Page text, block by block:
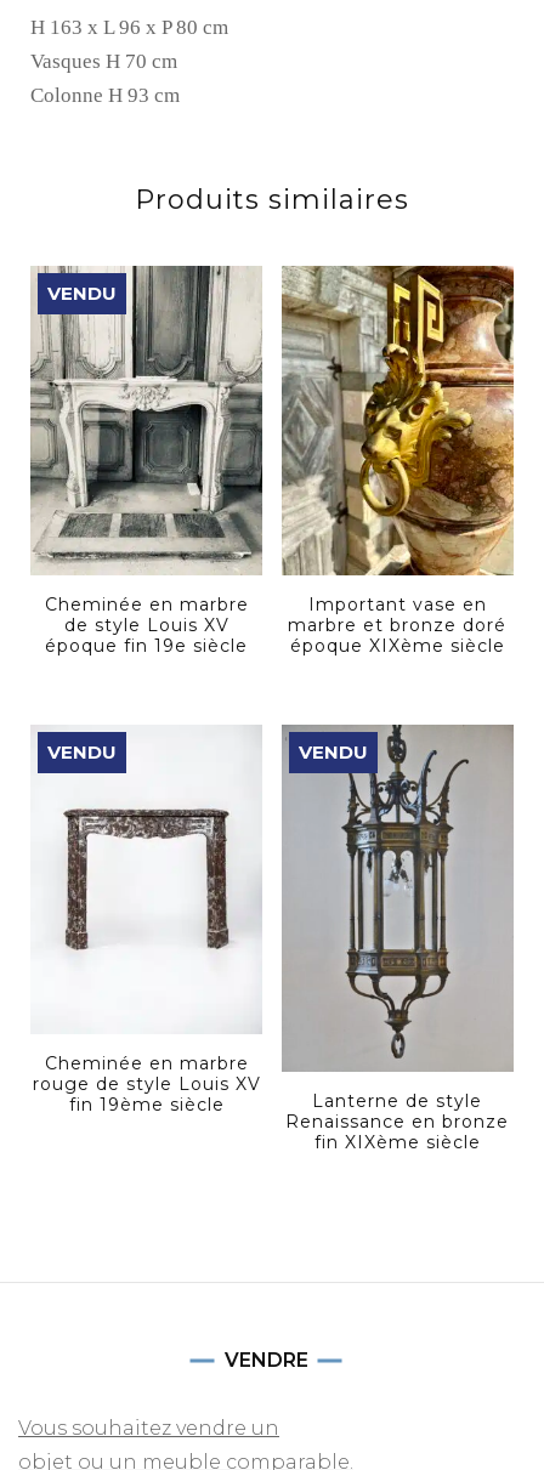
H 163 x L 96 x P 80 cm
Vasques H 70 cm
Colonne H 93 cm
Produits similaires
VENDU
Cheminée en marbre
de style Louis XV
époque fin 19e siècle
Important vase en
marbre et bronze doré
époque XIXème siècle
VENDU
Cheminée en marbre
rouge de style Louis XV
fin 19ème siècle
VENDU
Lanterne de style
Renaissance en bronze
fin XIXème siècle
VENDRE
Vous souhaitez vendre un
objet ou un meuble comparable.